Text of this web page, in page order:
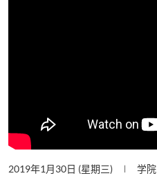
2019年1月30日 (星期三) 学院